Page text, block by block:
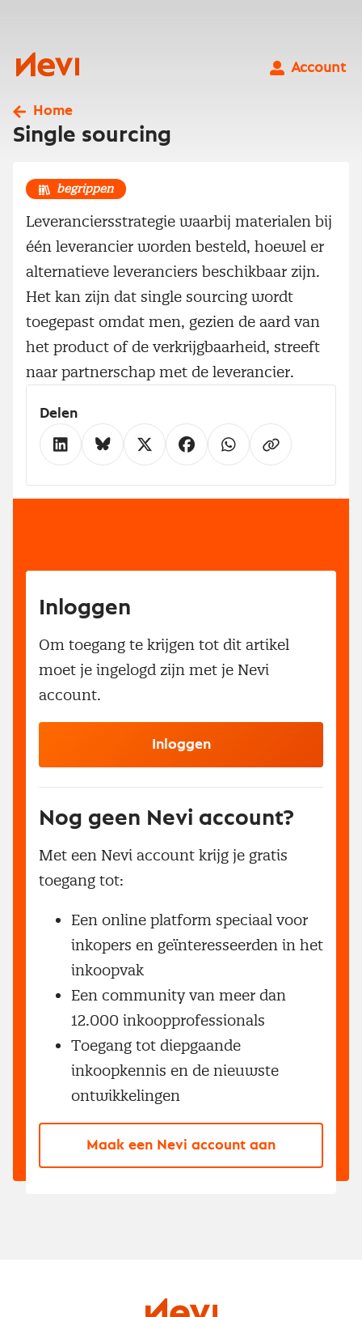
Nevi
Account
Home
Single sourcing
begrippen
Leveranciersstrategie waarbij materialen bij
één leverancier worden besteld, hoewel er
alternatieve leveranciers beschikbaar zijn.
Het kan zijn dat single sourcing wordt
toegepast omdat men, gezien de aard van
het product of de verkrijgbaarheid, streeft
naar partnerschap met de leverancier.
Delen
Inloggen
Om toegang te krijgen tot dit artikel
moet je ingelogd zijn met je Nevi
account.
Inloggen
Nog geen Nevi account?
Met een Nevi account krijg je gratis
toegang tot:
Een online platform speciaal voor
inkopers en geïnteresseerden in het
inkoopvak
Een community van meer dan
12.000 inkoopprofessionals
Toegang tot diepgaande
inkoopkennis en de nieuwste
ontwikkelingen
Maak een Nevi account aan